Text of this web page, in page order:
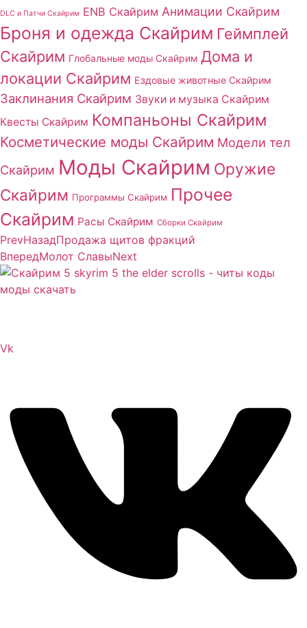
DLC и Патчи Скайрим ENB Скайрим Анимации Скайрим
Броня и одежда Скайрим Геймплей
Скайрим Глобальные моды Скайрим Дома и
локации Скайрим Ездовые животные Скайрим
Заклинания Скайрим Звуки и музыка Скайрим
Квесты Скайрим Компаньоны Скайрим
Косметические моды Скайрим Модели тел
Скайрим Моды Скайрим Оружие
Скайрим Программы Скайрим Прочее
Скайрим Расы Скайрим Сборки Скайрим
PrevНазадПродажа щитов фракций
ВпередМолот СлавыNext
Vk